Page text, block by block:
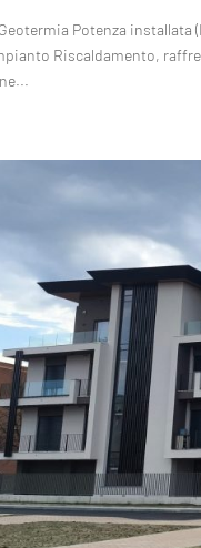
Potenza
Riscaldamento,